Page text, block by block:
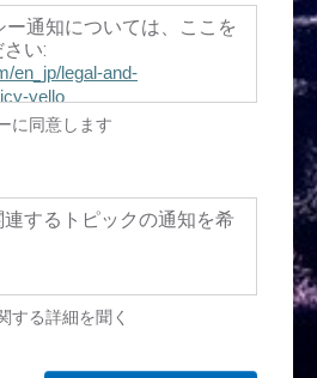
ー通知については、ここを
い:
en_jp/legal-and-
yello
に同意します
するトピックの通知を希
する詳細を聞く